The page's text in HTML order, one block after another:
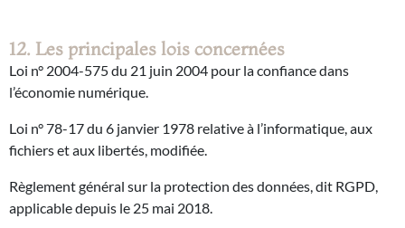
12. Les principales lois concernées
Loi n° 2004-575 du 21 juin 2004 pour la confiance dans
l’économie numérique.
Loi n° 78-17 du 6 janvier 1978 relative à l’informatique, aux
fichiers et aux libertés, modifiée.
Règlement général sur la protection des données, dit RGPD,
applicable depuis le 25 mai 2018.